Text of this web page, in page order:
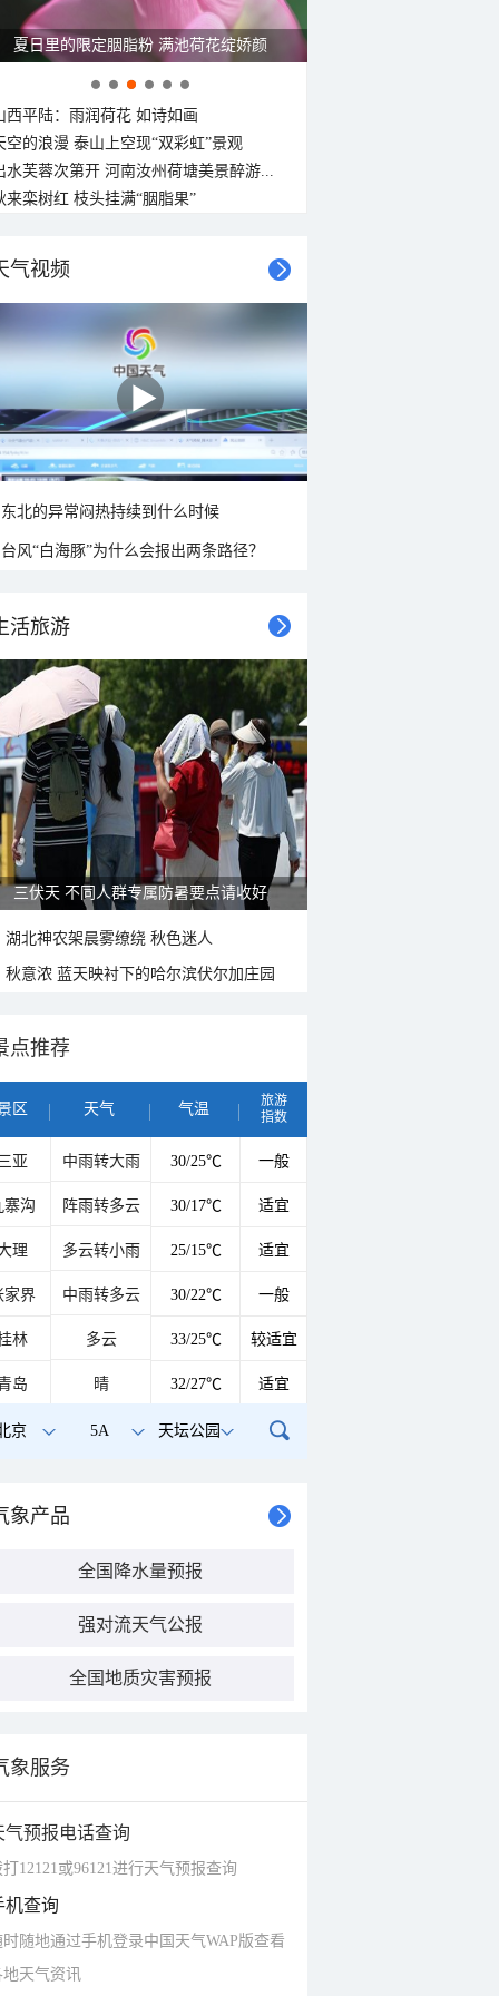
色花海上线 青海门源油菜花大面积开放
西平陆：雨润荷花 如诗如画
空的浪漫 泰山上空现“双彩虹”景观
水芙蓉次第开 河南汝州荷塘美景醉游...
来栾树红 枝头挂满“胭脂果”
气视频
东北的异常闷热持续到什么时候
台风“白海豚”为什么会报出两条路径？
活旅游
雨后峨眉沟壑尽显 金顶显真容
湖北神农架晨雾缭绕 秋色迷人
秋意浓 蓝天映衬下的哈尔滨伏尔加庄园
点推荐
区 天气 气温
旅游
指数
亚 中雨转大雨 30/25℃ 一般
寨沟 阵雨转多云 30/17℃ 适宜
理 多云转小雨 25/15℃ 适宜
家界 中雨转多云 30/22℃ 一般
林 多云 33/25℃ 较适宜
岛 晴 32/27℃ 适宜
京 5A 天坛公园
象产品
全国降水量预报
强对流天气公报
全国地质灾害预报
象服务
气预报电话查询
打12121或96121进行天气预报查询
机查询
时随地通过手机登录中国天气WAP版查看
地天气资讯